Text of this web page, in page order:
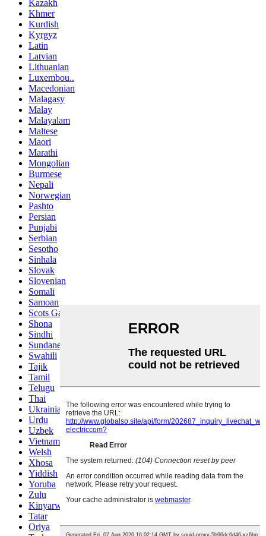
Kazakh
Khmer
Kurdish
Kyrgyz
Latin
Latvian
Lithuanian
Luxembou..
Macedonian
Malagasy
Malay
Malayalam
Maltese
Maori
Marathi
Mongolian
Burmese
Nepali
Norwegian
Pashto
Persian
Punjabi
Serbian
Sesotho
Sinhala
Slovak
Slovenian
Somali
Samoan
Scots Gaelic
Shona
Sindhi
Sundanese
Swahili
Tajik
Tamil
Telugu
Thai
Ukrainian
Urdu
Uzbek
Vietnamese
Welsh
Xhosa
Yiddish
Yoruba
Zulu
Kinyarwanda
Tatar
Oriya